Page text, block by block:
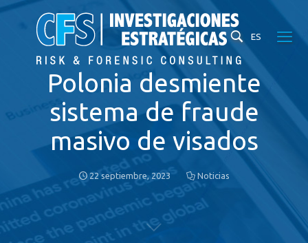
ES
Polonia desmiente
sistema de fraude
masivo de visados
22 septiembre, 2023 Noticias